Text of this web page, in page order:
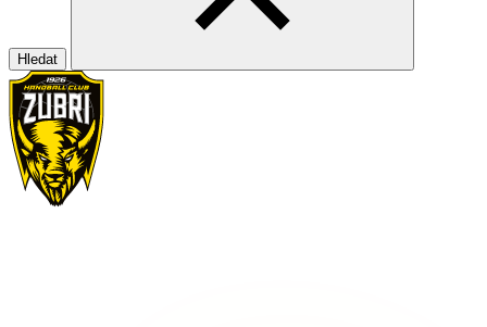
Hledat